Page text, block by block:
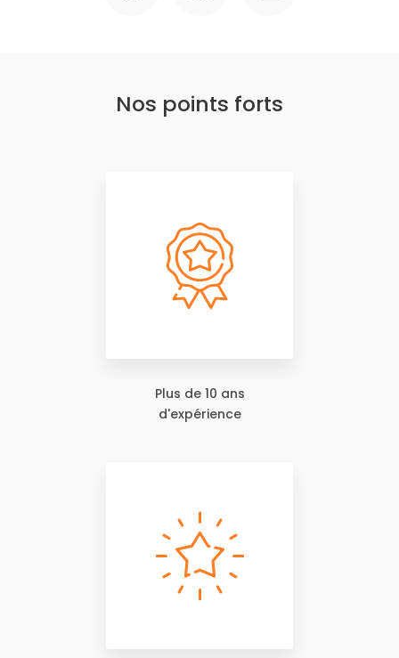
Nos points forts
Plus de 10 ans
d'expérience